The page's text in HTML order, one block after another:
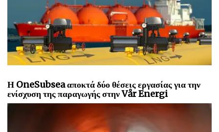
Η OneSubsea αποκτά δύο θέσεις εργασίας για την
ενίσχυση της παραγωγής στην Vår Energi